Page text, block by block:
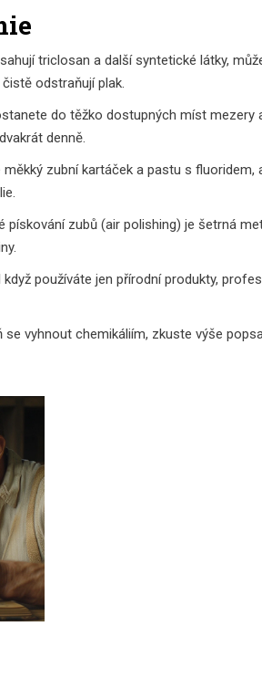
triclosan a další syntetické látky,
odstraňují plak.
do těžko dostupných míst mezery
denně.
zubní kartáček a pastu s fluoridem,
zubů (air polishing) je šetrná
používáte jen přírodní produkty,
vyhnout chemikáliím, zkuste výše